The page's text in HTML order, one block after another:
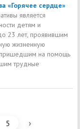
«Горячее сердце»
является
детям и
23 лет, проявившим
жизненную
пришедшим на помощь
трудные
5 ›